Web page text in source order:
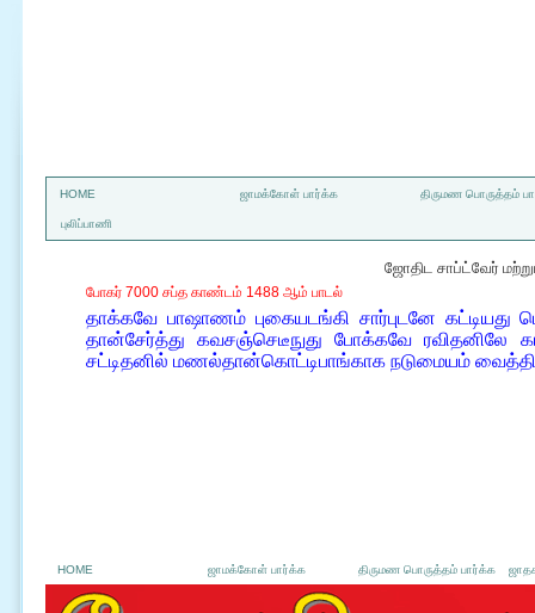
HOME ஜாமக்கோள் பார்க்க திருமண பொருத்தம்
புலிப்பாணி
ஜோதிட சாப்ட்வேர்
போகர் 7000 சப்த காண்டம் 1488 ஆம் பாடல்
தாக்கவே பாஷாணம் புகையடங்கி சார்புடனே கட்டியது
தான்சேர்த்து கவசஞ்செடீநுது போக்கவே ரவிதனிலே
சட்டிதனில் மணல்தான்கொட்டிபாங்காக நடுமையம்
HOME ஜாமக்கோள் பார்க்க திருமண பொருத்தம் பார்க்க